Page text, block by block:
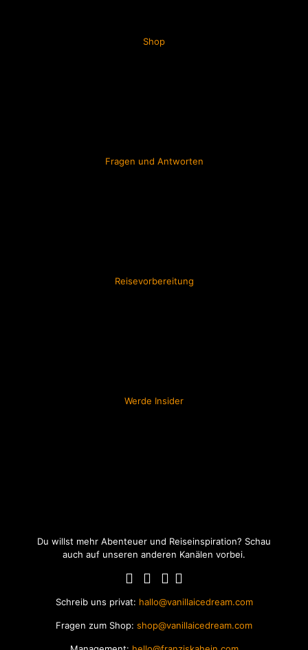
Shop
Fragen und Antworten
Reisevorbereitung
Werde Insider
Du willst mehr Abenteuer und Reiseinspiration? Schau
auch auf unseren anderen Kanälen vorbei.
Schreib uns privat: hallo@vanillaicedream.com
Fragen zum Shop: shop@vanillaicedream.com